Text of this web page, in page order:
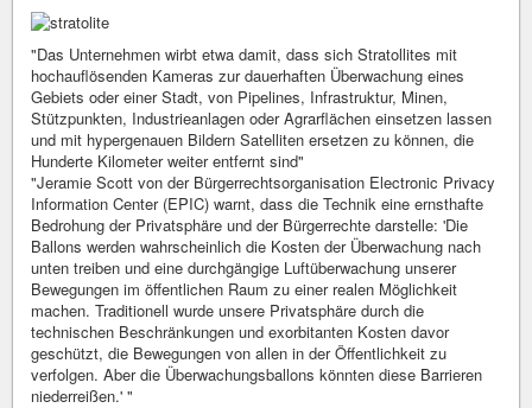
"Das Unternehmen wirbt etwa damit, dass sich Stratollites mit
hochauflösenden Kameras zur dauerhaften Überwachung eines
Gebiets oder einer Stadt, von Pipelines, Infrastruktur, Minen,
Stützpunkten, Industrieanlagen oder Agrarflächen einsetzen lassen
und mit hypergenauen Bildern Satelliten ersetzen zu können, die
Hunderte Kilometer weiter entfernt sind"
"Jeramie Scott von der Bürgerrechtsorganisation Electronic Privacy
Information Center (EPIC) warnt, dass die Technik eine ernsthafte
Bedrohung der Privatsphäre und der Bürgerrechte darstelle: 'Die
Ballons werden wahrscheinlich die Kosten der Überwachung nach
unten treiben und eine durchgängige Luftüberwachung unserer
Bewegungen im öffentlichen Raum zu einer realen Möglichkeit
machen. Traditionell wurde unsere Privatsphäre durch die
technischen Beschränkungen und exorbitanten Kosten davor
geschützt, die Bewegungen von allen in der Öffentlichkeit zu
verfolgen. Aber die Überwachungsballons könnten diese Barrieren
niederreißen.' "